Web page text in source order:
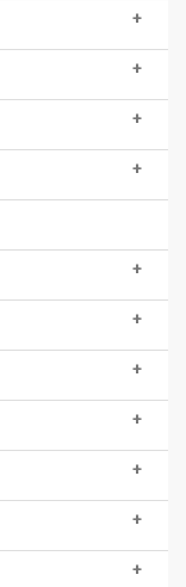
+
+
+
+
+
+
+
+
+
+
+